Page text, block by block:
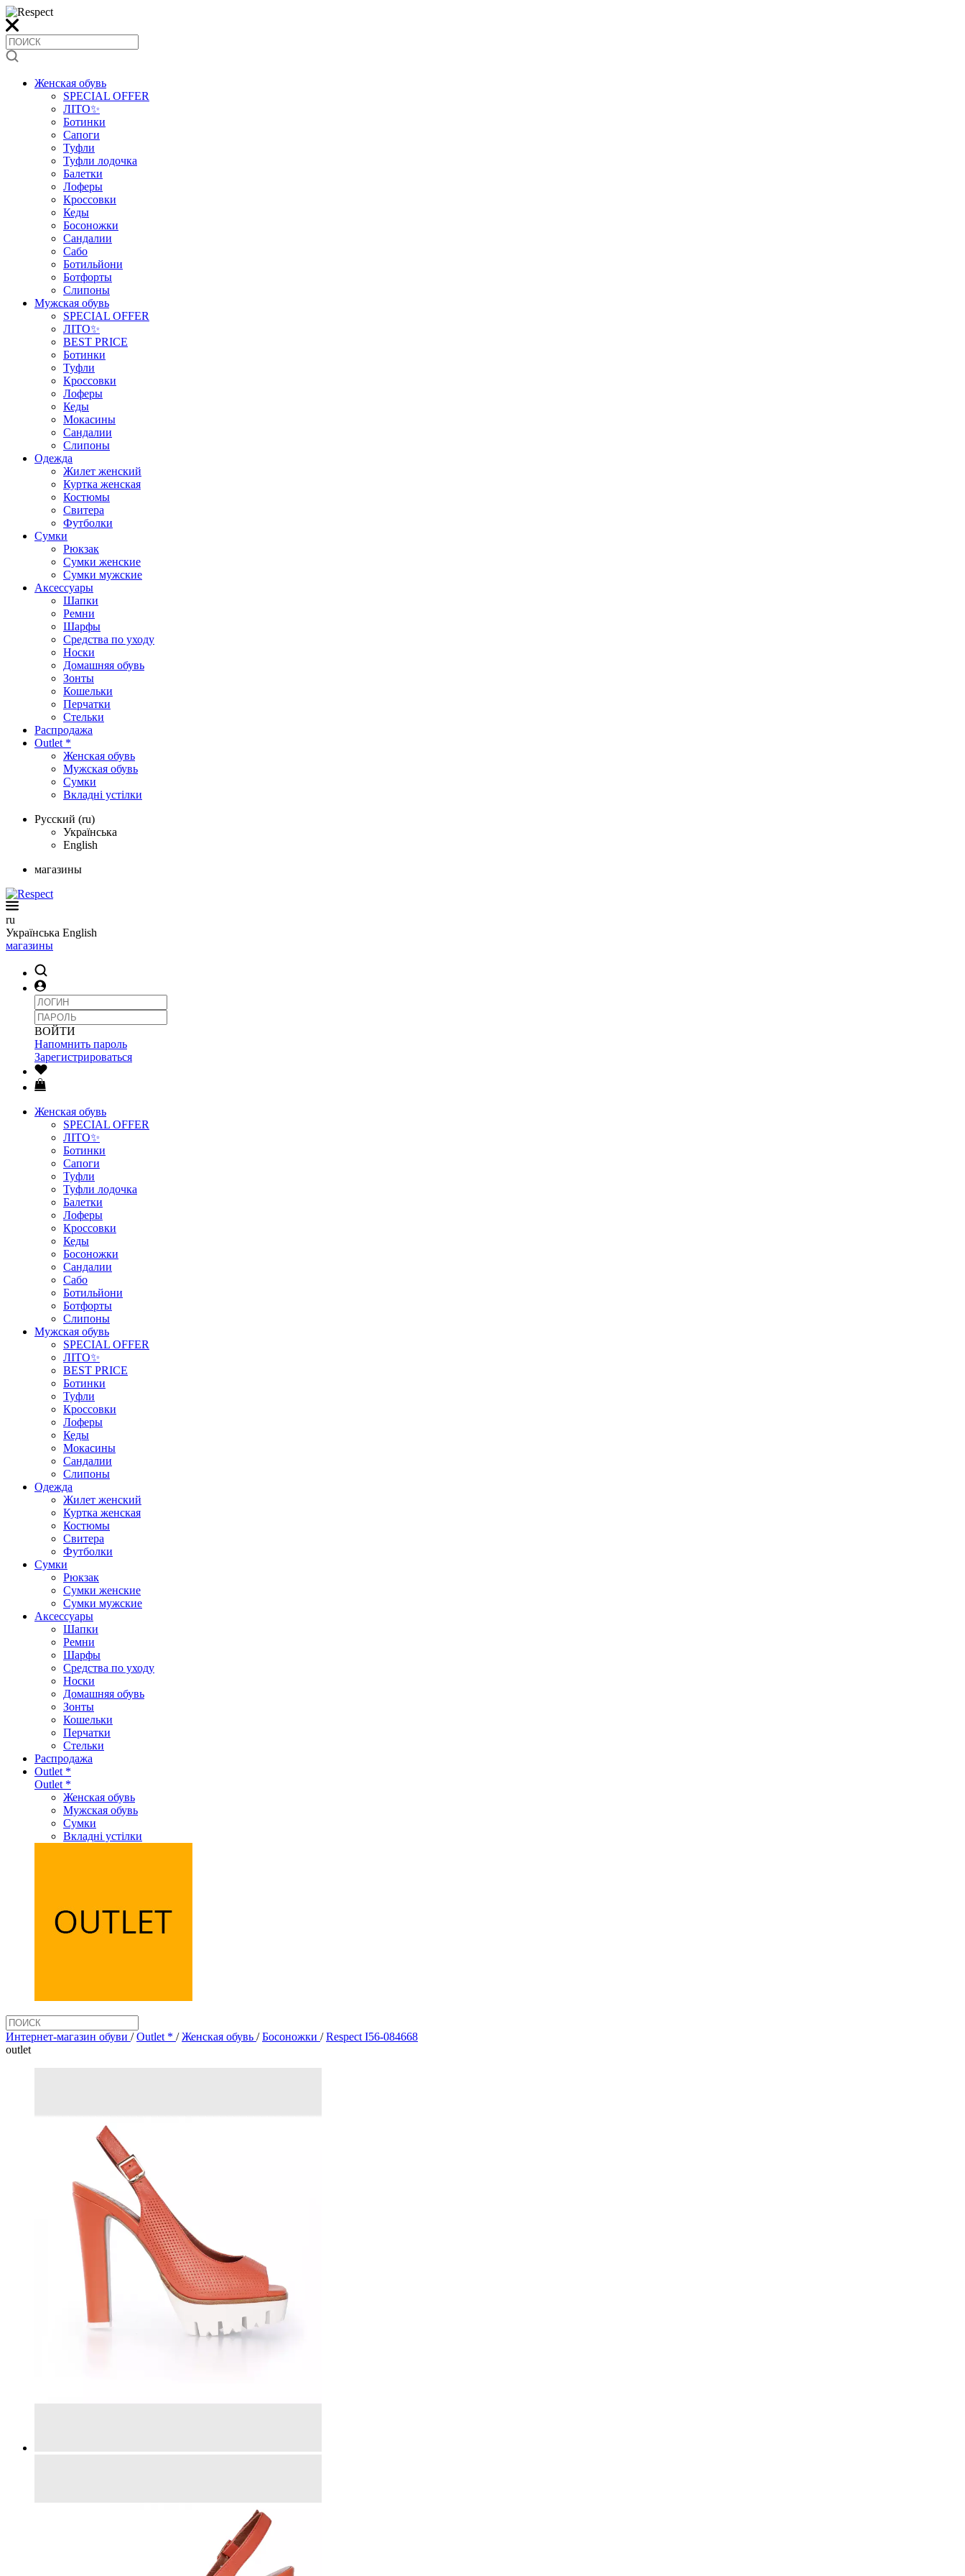
Женская обувь
SPECIAL OFFER
ЛІТО✨
Ботинки
Сапоги
Туфли
Туфли лодочка
Балетки
Лоферы
Кроссовки
Кеды
Босоножки
Сандалии
Сабо
Ботильйони
Ботфорты
Слипоны
Мужская обувь
SPECIAL OFFER
ЛІТО✨
BEST PRICE
Ботинки
Туфли
Кроссовки
Лоферы
Кеды
Мокасины
Сандалии
Слипоны
Одежда
Жилет женский
Куртка женская
Костюмы
Свитера
Футболки
Сумки
Рюкзак
Сумки женские
Сумки мужские
Аксеcсуары
Шапки
Ремни
Шарфы
Средства по уходу
Носки
Домашняя обувь
Зонты
Кошельки
Перчатки
Стельки
Распродажа
Outlet *
Женская обувь
Мужская обувь
Сумки
Вкладні устілки
Русский (ru)
Українська
English
магазины
ru
Українська English
магазины
ВОЙТИ
Напомнить пароль
Зарегистрироваться
Женская обувь
SPECIAL OFFER
ЛІТО✨
Ботинки
Сапоги
Туфли
Туфли лодочка
Балетки
Лоферы
Кроссовки
Кеды
Босоножки
Сандалии
Сабо
Ботильйони
Ботфорты
Слипоны
Мужская обувь
SPECIAL OFFER
ЛІТО✨
BEST PRICE
Ботинки
Туфли
Кроссовки
Лоферы
Кеды
Мокасины
Сандалии
Слипоны
Одежда
Жилет женский
Куртка женская
Костюмы
Свитера
Футболки
Сумки
Рюкзак
Сумки женские
Сумки мужские
Аксеcсуары
Шапки
Ремни
Шарфы
Средства по уходу
Носки
Домашняя обувь
Зонты
Кошельки
Перчатки
Стельки
Распродажа
Outlet *
Outlet *
Женская обувь
Мужская обувь
Сумки
Вкладні устілки
Интернет-магазин обуви /Outlet * /Женская обувь /Босоножки /Respect I56-084668
outlet